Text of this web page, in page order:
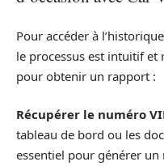
Pour accéder à
le processus est intuitif et
pour obtenir un rapport :
Récupérer le numéro
tableau de bord ou les
essentiel pour générer un